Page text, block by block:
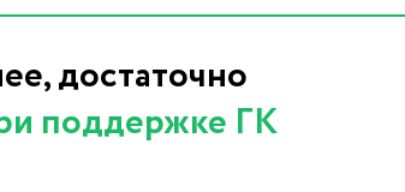
достаточно
поддержке ГК